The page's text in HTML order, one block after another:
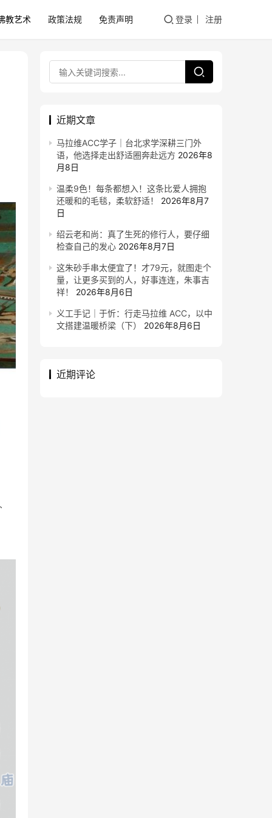
教艺术 政策法规 免责声明 登录 注册
近期文章
马拉维ACC学子｜台北求学深耕三门外
语，他选择走出舒适圈奔赴远方 2026年8
月8日
温柔9色！每条都想入！这条比爱人拥抱
还暖和的毛毯，柔软舒适！
2026年8月7
日
绍云老和尚：真了生死的修行人，要仔细
检查自己的发心 2026年8月7日
这朱砂手串太便宜了！才79元，就图走个
量，让更多买到的人，好事连连，朱事吉
祥！
2026年8月6日
义工手记｜于忻：行走马拉维 ACC，以中
文搭建温暖桥梁（下）
2026年8月6日
近期评论